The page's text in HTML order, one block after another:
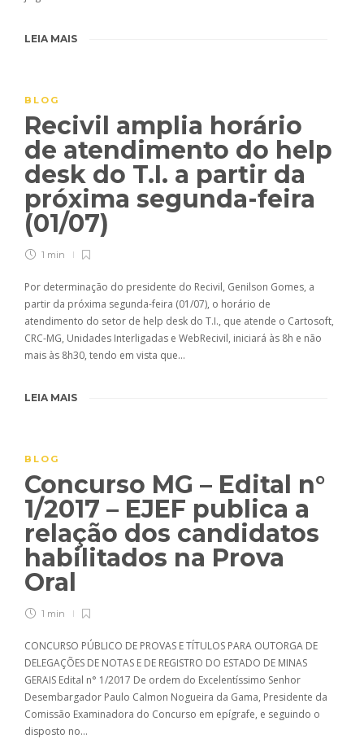
LEIA MAIS
BLOG
Recivil amplia horário
de atendimento do help
desk do T.I. a partir da
próxima segunda-feira
(01/07)
1 min
Por determinação do presidente do Recivil, Genilson Gomes, a
partir da próxima segunda-feira (01/07), o horário de
atendimento do setor de help desk do T.I., que atende o Cartosoft,
CRC-MG, Unidades Interligadas e WebRecivil, iniciará às 8h e não
mais às 8h30, tendo em vista que…
LEIA MAIS
BLOG
Concurso MG – Edital n°
1/2017 – EJEF publica a
relação dos candidatos
habilitados na Prova
Oral
1 min
CONCURSO PÚBLICO DE PROVAS E TÍTULOS PARA OUTORGA DE
DELEGAÇÕES DE NOTAS E DE REGISTRO DO ESTADO DE MINAS
GERAIS Edital n° 1/2017 De ordem do Excelentíssimo Senhor
Desembargador Paulo Calmon Nogueira da Gama, Presidente da
Comissão Examinadora do Concurso em epígrafe, e seguindo o
disposto no…